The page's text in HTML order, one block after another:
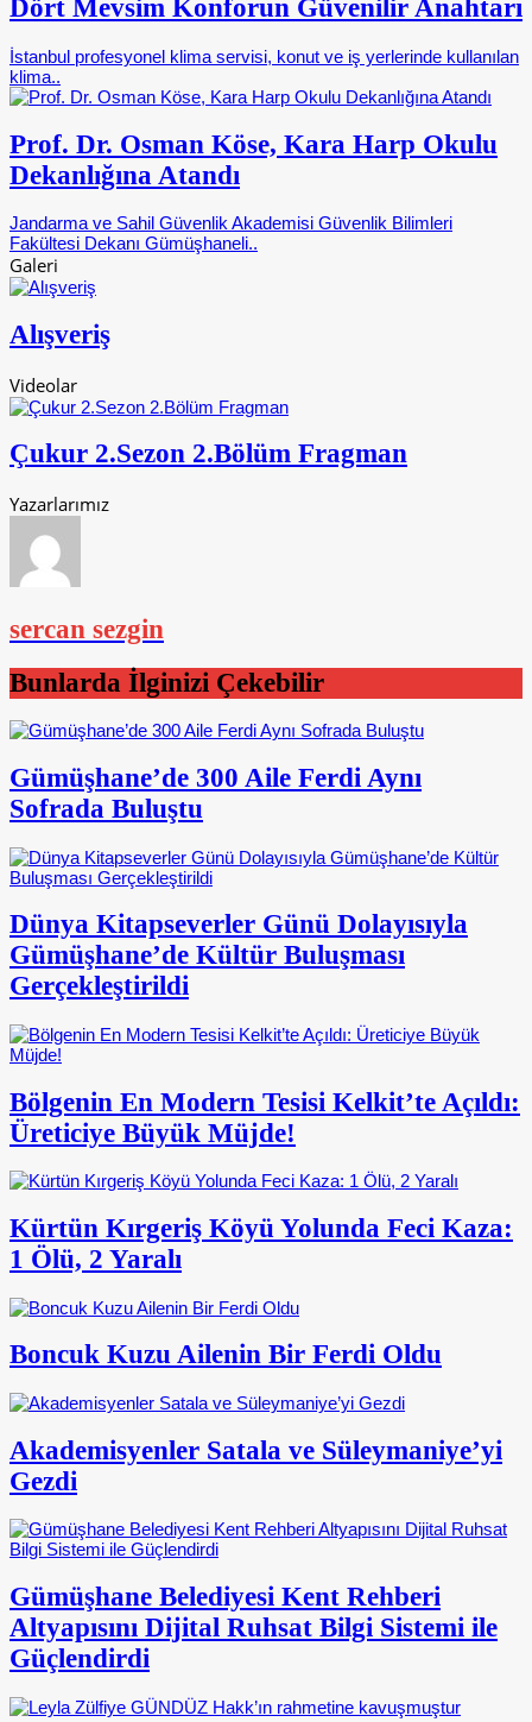
Dört Mevsim Konforun Güvenilir Anahtarı
İstanbul profesyonel klima servisi, konut ve iş yerlerinde kullanılan
klima..
Prof. Dr. Osman Köse, Kara Harp Okulu
Dekanlığına Atandı
Jandarma ve Sahil Güvenlik Akademisi Güvenlik Bilimleri
Fakültesi Dekanı Gümüşhaneli..
Galeri
Alışveriş
Videolar
Çukur 2.Sezon 2.Bölüm Fragman
Yazarlarımız
sercan sezgin
Bunlarda İlginizi Çekebilir
Gümüşhane’de 300 Aile Ferdi Aynı
Sofrada Buluştu
Dünya Kitapseverler Günü Dolayısıyla
Gümüşhane’de Kültür Buluşması
Gerçekleştirildi
Bölgenin En Modern Tesisi Kelkit’te Açıldı:
Üreticiye Büyük Müjde!
Kürtün Kırgeriş Köyü Yolunda Feci Kaza:
1 Ölü, 2 Yaralı
Boncuk Kuzu Ailenin Bir Ferdi Oldu
Akademisyenler Satala ve Süleymaniye’yi
Gezdi
Gümüşhane Belediyesi Kent Rehberi
Altyapısını Dijital Ruhsat Bilgi Sistemi ile
Güçlendirdi